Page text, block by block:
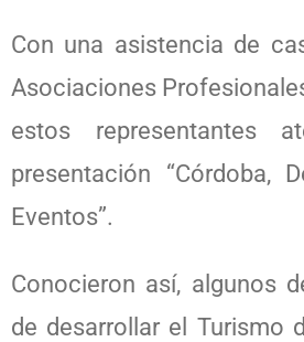
Con una asistencia de
Asociaciones
estos representantes
presentación “Córdoba,
Eventos”.
Conocieron así, algunos
de desarrollar el Turismo